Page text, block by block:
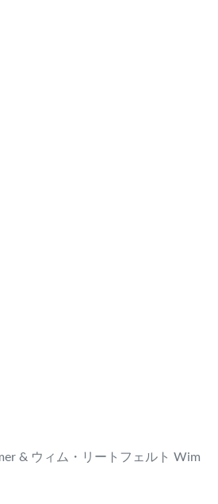
& ウィム・リートフェルト Wim